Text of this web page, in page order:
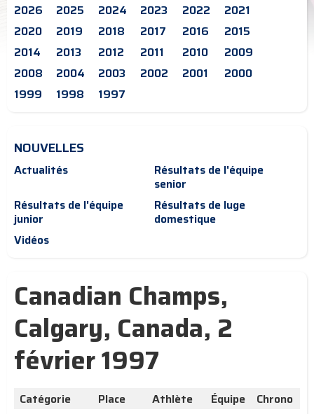
2026 2025 2024 2023 2022
2021
2020
2019 2018 2017 2016
2015
2014
2013 2012 2011 2010
2009
2008
2004 2003 2002 2001
2000
1999
1998 1997
NOUVELLES
Actualités
Résultats de l'équipe
senior
Résultats de l'équipe
junior
Résultats de luge
domestique
Vidéos
Canadian Champs,
Calgary, Canada, 2
février 1997
Catégorie Place Athlète Équipe
Chrono